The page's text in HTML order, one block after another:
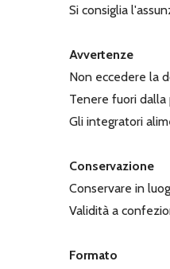
Si consiglia
Avvertenze
Non eccedere la
Tenere fuori
Gli integratori
Conservazione
Conservare in
Validità a
Formato